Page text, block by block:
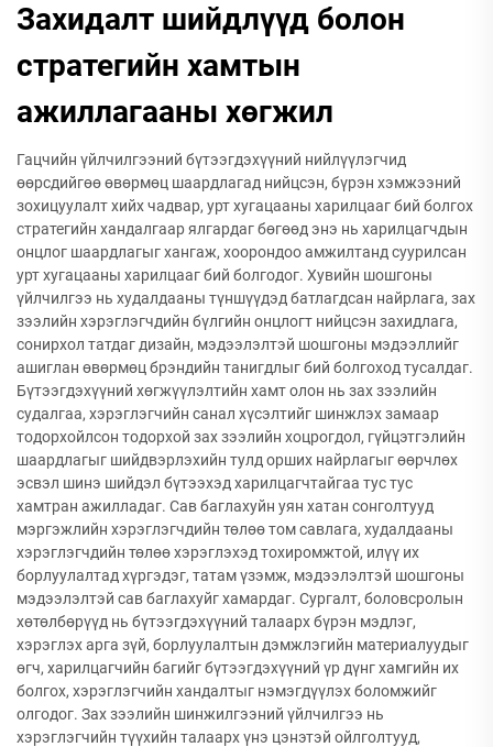
Захидалт шийдлүүд болон
стратегийн хамтын
ажиллагааны хөгжил
Гацчийн үйлчилгээний бүтээгдэхүүний нийлүүлэгчид
өөрсдийгөө өвөрмөц шаардлагад нийцсэн, бүрэн хэмжээний
зохицуулалт хийх чадвар, урт хугацааны харилцааг бий болгох
стратегийн хандалгаар ялгардаг бөгөөд энэ нь харилцагчдын
онцлог шаардлагыг хангаж, хоорондоо амжилтанд суурилсан
урт хугацааны харилцааг бий болгодог. Хувийн шошгоны
үйлчилгээ нь худалдааны түншүүдэд батлагдсан найрлага, зах
зээлийн хэрэглэгчдийн бүлгийн онцлогт нийцсэн захидлага,
сонирхол татдаг дизайн, мэдээлэлтэй шошгоны мэдээллийг
ашиглан өвөрмөц брэндийн танигдлыг бий болгоход тусалдаг.
Бүтээгдэхүүний хөгжүүлэлтийн хамт олон нь зах зээлийн
судалгаа, хэрэглэгчийн санал хүсэлтийг шинжлэх замаар
тодорхойлсон тодорхой зах зээлийн хоцрогдол, гүйцэтгэлийн
шаардлагыг шийдвэрлэхийн тулд орших найрлагыг өөрчлөх
эсвэл шинэ шийдэл бүтээхэд харилцагчтайгаа тус тус
хамтран ажилладаг. Сав баглахуйн уян хатан сонголтууд
мэргэжлийн хэрэглэгчдийн төлөө том савлага, худалдааны
хэрэглэгчдийн төлөө хэрэглэхэд тохиромжтой, илүү их
борлуулалтад хүргэдэг, татам үзэмж, мэдээлэлтэй шошгоны
мэдээлэлтэй сав баглахуйг хамардаг. Сургалт, боловсролын
хөтөлбөрүүд нь бүтээгдэхүүний талаарх бүрэн мэдлэг,
хэрэглэх арга зүй, борлуулалтын дэмжлэгийн материалуудыг
өгч, харилцагчийн багийг бүтээгдэхүүний үр дүнг хамгийн их
болгох, хэрэглэгчийн хандалтыг нэмэгдүүлэх боломжийг
олгодог. Зах зээлийн шинжилгээний үйлчилгээ нь
хэрэглэгчийн түүхийн талаарх үнэ цэнэтэй ойлголтууд,